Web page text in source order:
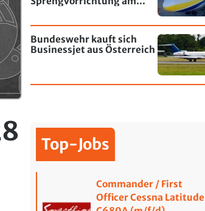
Bundeswehr kauft sich
Businessjet aus Österreich
Top-Jobs
Commander / First
Officer Cessna Latitude